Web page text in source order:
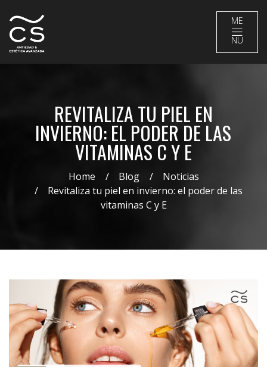
ME
NU
REVITALIZA TU PIEL EN
INVIERNO: EL PODER DE LAS
VITAMINAS C Y E
Home Blog
Noticias
Revitaliza tu piel en invierno: el poder de las
vitaminas C y E